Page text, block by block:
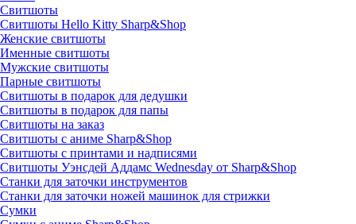
Свитшоты
Cвитшоты Hello Kitty Sharp&Shop
Женские свитшоты
Именные свитшоты
Мужские свитшоты
Парные свитшоты
Свитшоты в подарок для дедушки
Свитшоты в подарок для папы
Свитшоты на заказ
Свитшоты с аниме Sharp&Shop
Свитшоты с принтами и надписями
Свитшоты Уэнсдей Аддамс Wednesday от Sharp&Shop
Станки для заточки инструментов
Станки для заточки ножей машинок для стрижки
Сумки